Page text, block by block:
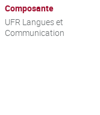
Composante
UFR Langues et
Communication